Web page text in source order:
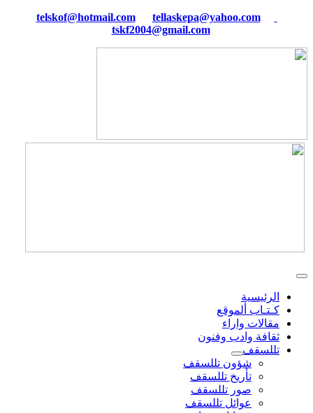
tellaskepa@yahoo.com
tskf2004@gmail.com
الرئيسية
كـتـاب ألموقع
مقالات واراء
ثقافة وادب وفنون
تللسقف
شؤون تللسقف
تأريخ تللسقف
صور تللسقف
عوائل تللسقف